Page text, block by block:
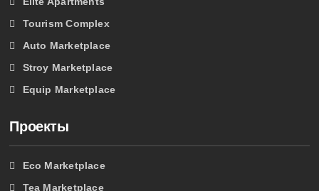
Tourism Complex
Auto Marketplace
Stroy Marketplace
Equip Marketplace
Проекты
Eco Marketplace
Tea Marketplace